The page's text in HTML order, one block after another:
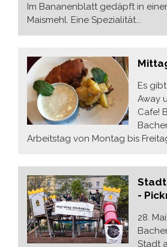
Im Bananenblatt gedäpft in
Maismehl. Eine Spezialität...
Es
Away
Cafe!
Arbeitstag von Montag bis
Stadt
-
28.
Stadt